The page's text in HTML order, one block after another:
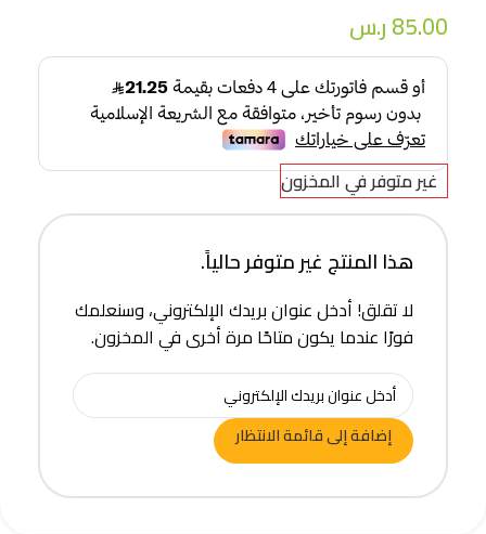
85.00ر.س
غير متوفر في المخزون
هذا المنتج غير متوفر حالياً.
لا تقلق! أدخل عنوان بريدك الإلكتروني، وسنعلمك
فورًا عندما يكون متاحًا مرة أخرى في المخزون.
إضافة إلى قائمة الانتظار